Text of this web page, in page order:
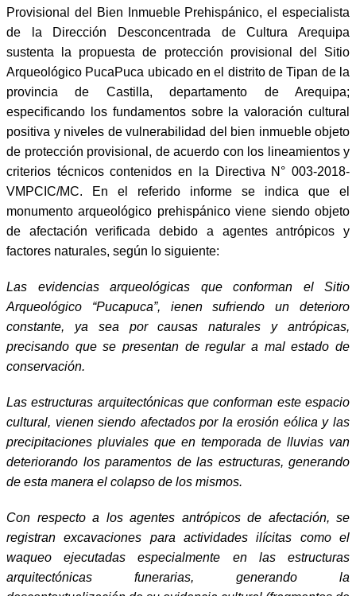
Provisional del Bien Inmueble Prehispánico, el especialista
de la Dirección Desconcentrada de Cultura Arequipa
sustenta la propuesta de protección provisional del Sitio
Arqueológico PucaPuca ubicado en el distrito de Tipan de la
provincia de Castilla, departamento de Arequipa;
especificando los fundamentos sobre la valoración cultural
positiva y niveles de vulnerabilidad del bien inmueble objeto
de protección provisional, de acuerdo con los lineamientos y
criterios técnicos contenidos en la Directiva N° 003-2018-
VMPCIC/MC. En el referido informe se indica que el
monumento arqueológico prehispánico viene siendo objeto
de afectación verificada debido a agentes antrópicos y
factores naturales, según lo siguiente:
Las evidencias arqueológicas que conforman el Sitio
Arqueológico “Pucapuca”, ienen sufriendo un deterioro
constante, ya sea por causas naturales y antrópicas,
precisando que se presentan de regular a mal estado de
conservación.
Las estructuras arquitectónicas que conforman este espacio
cultural, vienen siendo afectados por la erosión eólica y las
precipitaciones pluviales que en temporada de lluvias van
deteriorando los paramentos de las estructuras, generando
de esta manera el colapso de los mismos.
Con respecto a los agentes antrópicos de afectación, se
registran excavaciones para actividades ilícitas como el
waqueo ejecutadas especialmente en las estructuras
arquitectónicas funerarias, generando la